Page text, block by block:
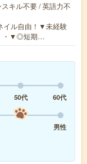
キル不要 / 英語力不
イル自由！▼未経験
・▼◎短期…
50代
60代
男性